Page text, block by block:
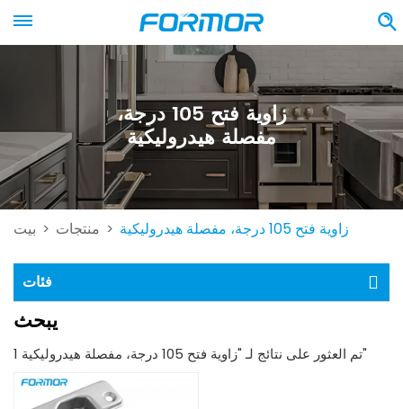
زاوية فتح 105 درجة،
مفصلة هيدروليكية
بيت > منتجات > زاوية فتح 105 درجة، مفصلة هيدروليكية
فئات
يبحث
1 تم العثور على نتائج لـ "زاوية فتح 105 درجة، مفصلة هيدروليكية"